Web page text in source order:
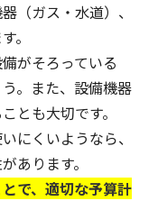
（ガス・水道）、
。
がそろっている
。また、設備機器
とも大切です。
にくいようなら、
あります。
で、適切な予算計